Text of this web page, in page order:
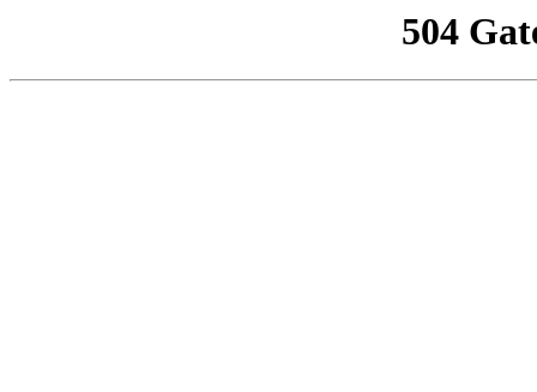
504